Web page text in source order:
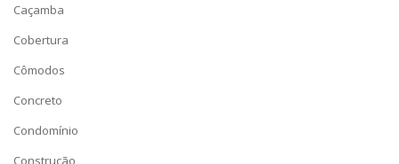
Caçamba
Cobertura
Cômodos
Concreto
Condomínio
Construção